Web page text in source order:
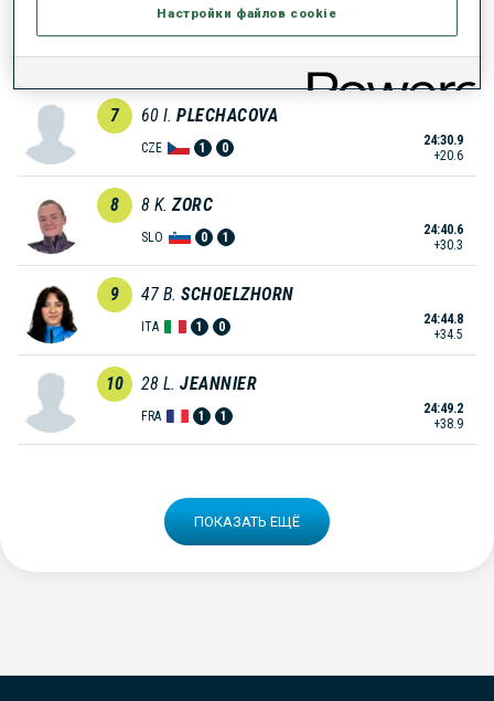
RICHARD
FRA 0 1
7 60 I. PLECHACOVA
CZE 1 0
24:30.9
+20.6
8 8 K. ZORC
SLO 0 1
24:40.6
+30.3
9 47 B. SCHOELZHORN
ITA 1 0
24:44.8
+34.5
10 28 L. JEANNIER
FRA 1 1
24:49.2
+38.9
ПОКАЗАТЬ ЕЩЁ
Настройки файлов cookie